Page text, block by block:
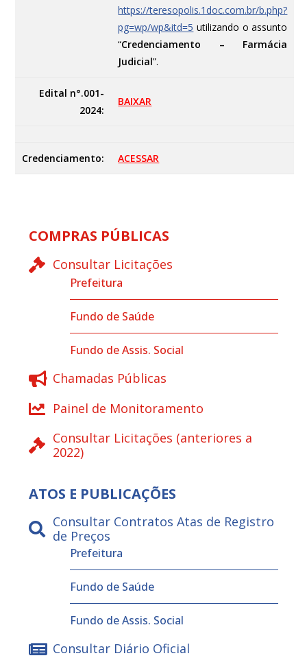
https://teresopolis.1doc.com.br/b.php?
pg=wp/wp&itd=5 utilizando o assunto
“Credenciamento – Farmácia
Judicial”.
Edital n°.001-
2024:
BAIXAR
Credenciamento: ACESSAR
COMPRAS PÚBLICAS
Consultar Licitações
Prefeitura
Fundo de Saúde
Fundo de Assis. Social
Chamadas Públicas
Painel de Monitoramento
Consultar Licitações (anteriores a
2022)
ATOS E PUBLICAÇÕES
Consultar Contratos Atas de Registro
de Preços
Prefeitura
Fundo de Saúde
Fundo de Assis. Social
Consultar Diário Oficial